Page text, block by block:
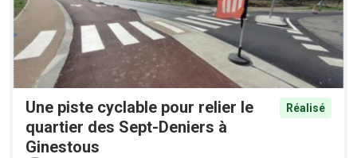
Une piste cyclable pour relier le
quartier des Sept-Deniers à
Ginestous
Réalisé